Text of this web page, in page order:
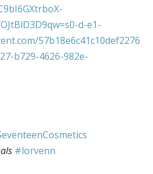
d-e1-
57b18e6c41c10def2276
b729-4626-982e-
#lorvenn